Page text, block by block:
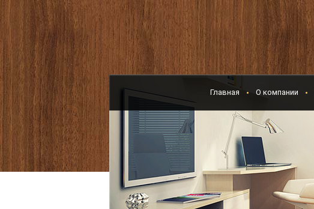
Главная О компании